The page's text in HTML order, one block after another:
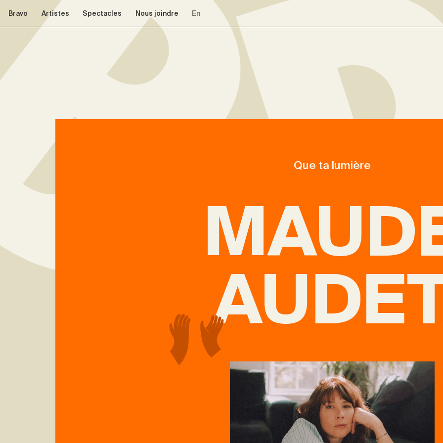
Aller à la navigation
Aller au contenu
Bravo Artistes Spectacles Nous joindre En
Que ta lumière